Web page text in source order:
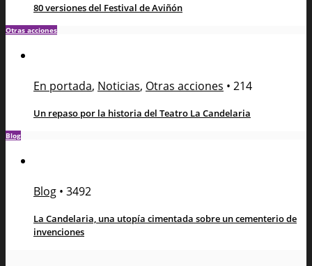
80 versiones del Festival de Aviñón
Otras acciones
En portada, Noticias, Otras acciones • 214
Un repaso por la historia del Teatro La Candelaria
Blog
Blog • 3492
La Candelaria, una utopía cimentada sobre un cementerio de
invenciones